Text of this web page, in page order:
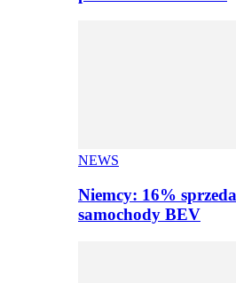
NEWS
Niemcy: 16%
samochody BEV